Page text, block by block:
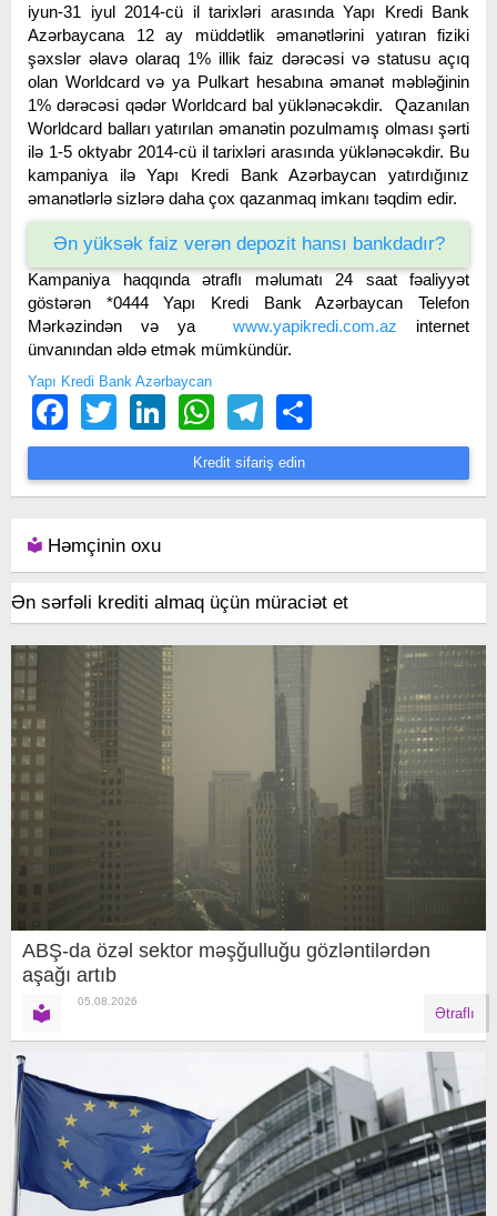
iyun-31 iyul 2014-cü il tarixləri arasında Yapı Kredi Bank
Azərbaycana 12 ay müddətlik əmanətlərini yatıran fiziki
şəxslər əlavə olaraq 1% illik faiz dərəcəsi və statusu açıq
olan Worldcard və ya Pulkart hesabına əmanət məbləğinin
1% dərəcəsi qədər Worldcard bal yüklənəcəkdir. Qazanılan
Worldcard balları yatırılan əmanətin pozulmamış olması şərti
ilə 1-5 oktyabr 2014-cü il tarixləri arasında yüklənəcəkdir. Bu
kampaniya ilə Yapı Kredi Bank Azərbaycan yatırdığınız
əmanətlərlə sizlərə daha çox qazanmaq imkanı təqdim edir.
Ən yüksək faiz verən depozit hansı bankdadır?
Kampaniya haqqında ətraflı məlumatı 24 saat fəaliyyət
göstərən *0444 Yapı Kredi Bank Azərbaycan Telefon
Mərkəzindən və ya
www.yapikredi.com.az
internet
ünvanından əldə etmək mümkündür.
Yapı Kredi Bank Azərbaycan
FacebookTwitter LinkedIn WhatsAppTelegram
Kredit sifariş edin
Həmçinin oxu
Ən sərfəli krediti almaq üçün müraciət et
ABŞ-da özəl sektor məşğulluğu gözləntilərdən
aşağı artıb
05.08.2026
Ətraflı